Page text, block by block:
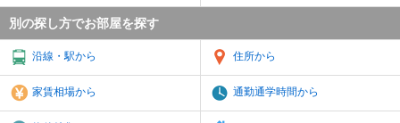
別の探し方でお部屋を探す
沿線・駅から 住所から
家賃相場から 通勤通学時間から